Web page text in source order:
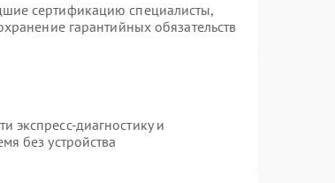
сертификацию специалисты,
гарантийных обязательств
экспресс-диагностику и
без устройства